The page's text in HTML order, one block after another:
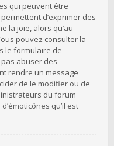
qui peuvent être
d’exprimer des
la joie, alors qu’au
pouvez consulter la
le formulaire de
abuser des
rendre un message
de le modifier ou de
du forum
qu’il est